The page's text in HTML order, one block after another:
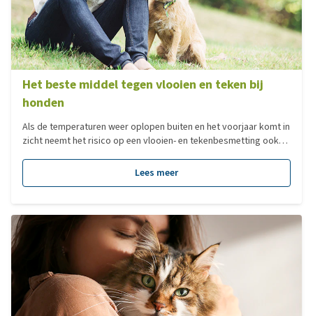
Het beste middel tegen vlooien en teken bij
honden
Als de temperaturen weer oplopen buiten en het voorjaar komt in
zicht neemt het risico op een vlooien- en tekenbesmetting ook
moet kiezen in de berg vlooien- en tekenmiddelen die inmiddels
op de markt zijn. Wij gaan je helpen de keuze te vereenvoudigen!
Lees meer